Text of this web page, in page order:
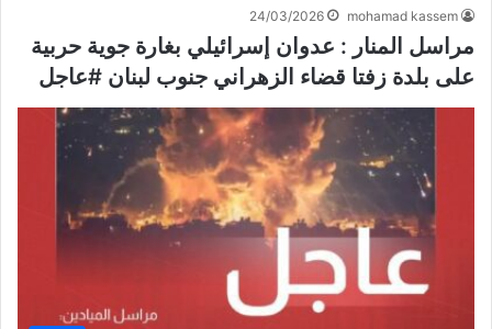
mohamad kassem
24/03/2026
مراسل المنار : عدوان إسرائيلي بغارة جوية حربية
على بلدة زفتا قضاء الزهراني جنوب لبنان #عاجل